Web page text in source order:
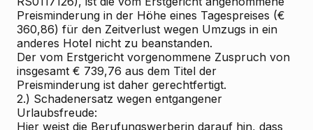
Preisminderung in der Höhe eines Tagespreises (€
360,86) für den Zeitverlust wegen Umzugs in ein
anderes Hotel nicht zu beanstanden.
Der vom Erstgericht vorgenommene Zuspruch von
insgesamt € 739,76 aus dem Titel der
Preisminderung ist daher gerechtfertigt.
2.) Schadenersatz wegen entgangener
Urlaubsfreude:
Hier weist die Berufungswerberin darauf hin, dass